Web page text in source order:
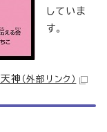
していま
す。
神 （外部リンク）